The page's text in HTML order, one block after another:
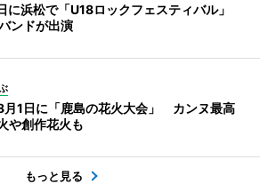
に浜松で「U18ロックフェスティバル」
ンドが出演
月1日に「鹿島の花火大会」 カンヌ最高
や創作花火も
もっと見る